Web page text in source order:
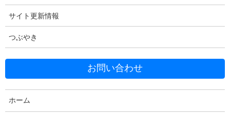
サイト更新情報
つぶやき
お問い合わせ
ホーム